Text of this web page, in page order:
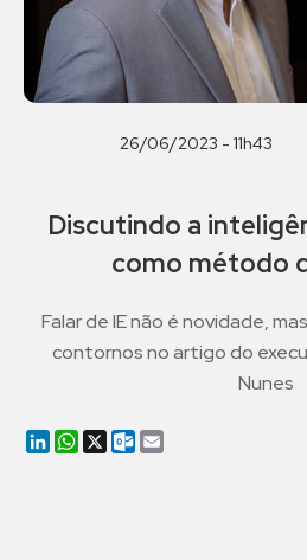
26/06/2023 - 11h43
Discutindo a
como método
Falar de IE não é novidade,
contornos no artigo do
Nunes
LinkedIn
WhatsApp
X Outlook.com